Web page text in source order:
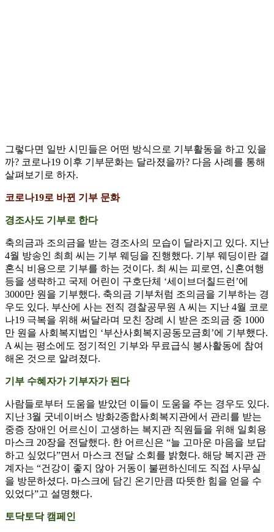
그렇다면 일반 시민들은 어떤 방식으로 기부활동을 하고 있을
까? 코로나19 이후 기부문화는 달라졌을까? 다음 사례를 통해
살펴보기로 하자.
코로나19로 바뀐 기부 문화
경조사도 기부로 한다
축의금과 조의금을 받는 경조사의 모습이 달라지고 있다. 지난
4월 방송인 최희 씨는 기부 웨딩을 진행했다. 기부 웨딩이란 결
혼식 비용으로 기부를 하는 것이다. 최 씨는 피로연, 신혼여행
등을 생략하고 국제 어린이 구호단체 ‘세이브더칠드런’에
3000만 원을 기부했다. 축의금 기부처럼 조의금을 기부하는 경
우도 있다. 부산에 사는 전직 경찰공무원 A 씨는 지난 4월 코로
나19 극복을 위해 써달라며 모친 장례 시 받은 조의금 중 1000
만 원을 사회복지법인 ‘부산사회복지공동모금회’에 기부했다.
A 씨는 평소에도 정기적인 기부와 무료급식 봉사활동에 참여
해온 것으로 알려졌다.
기부 수혜자가 기부자가 된다
사람들로부터 도움을 받았던 이들이 도움을 주는 경우도 있다.
지난 3월 굿네이버스 방화2종합사회복지관에서 관리를 받는
중증 장애인 어르신이 고생하는 복지관 직원들을 위해 일회용
마스크 20장을 전달했다. 한 어르신은 “늘 고마운 마음을 보답
하고 싶었다”면서 마스크 전달 소회를 밝혔다. 해당 복지관 관
계자는 “건강이 좋지 않아 거동이 불편하신데도 직접 사무실
을 방문하셨다. 마스크에 담긴 온기만큼 따뜻한 힘을 얻을 수
있었다”고 설명했다.
토닥토닥 캠페인